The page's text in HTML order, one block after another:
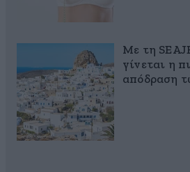
Με τη
γίνεται η
απόδραση